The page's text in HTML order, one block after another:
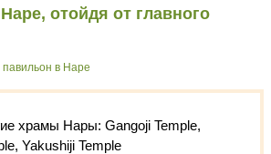
отойдя от главного
храмы Нары: Gangoji Temple,
Yakushiji Temple